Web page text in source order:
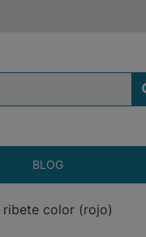
BLOG
ribete color (rojo)